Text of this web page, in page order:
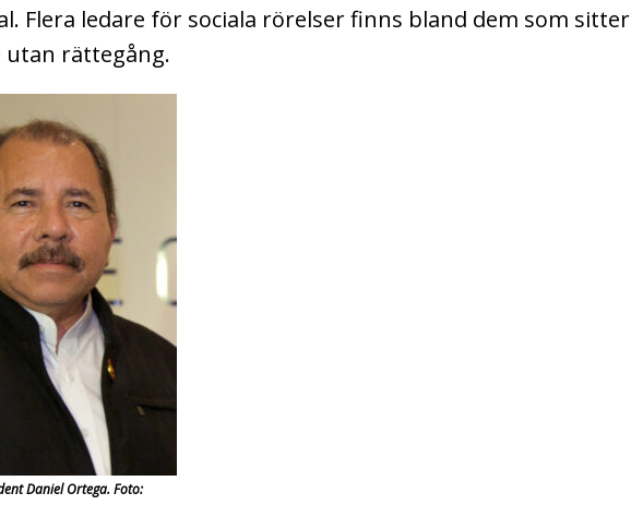
Flera ledare för sociala rörelser finns bland dem som sitter
utan rättegång.
Daniel Ortega. Foto: